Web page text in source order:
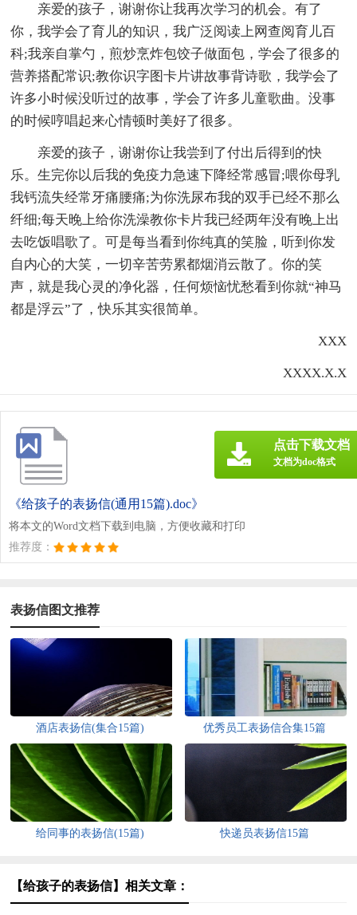
亲爱的孩子，谢谢你让我再次学习的机会。有了
你，我学会了育儿的知识，我广泛阅读上网查阅育儿百
科;我亲自掌勺，煎炒烹炸包饺子做面包，学会了很多的
营养搭配常识;教你识字图卡片讲故事背诗歌，我学会了
许多小时候没听过的故事，学会了许多儿童歌曲。没事
的时候哼唱起来心情顿时美好了很多。
亲爱的孩子，谢谢你让我尝到了付出后得到的快
乐。生完你以后我的免疫力急速下降经常感冒;喂你母乳
我钙流失经常牙痛腰痛;为你洗尿布我的双手已经不那么
纤细;每天晚上给你洗澡教你卡片我已经两年没有晚上出
去吃饭唱歌了。可是每当看到你纯真的笑脸，听到你发
自内心的大笑，一切辛苦劳累都烟消云散了。你的笑
声，就是我心灵的净化器，任何烦恼忧愁看到你就“神马
都是浮云”了，快乐其实很简单。
XXX
XXXX.X.X
《给孩子的表扬信(通用15篇).doc》
将本文的Word文档下载到电脑，方便收藏和打印
推荐度：
点击下载文档
文档为doc格式
表扬信图文推荐
酒店表扬信(集合15篇) 优秀员工表扬信合集15篇
给同事的表扬信(15篇) 快递员表扬信15篇
【给孩子的表扬信】相关文章：